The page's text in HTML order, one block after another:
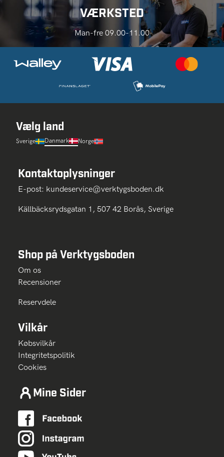
VÆRKSTED
Man-fre 09.00-11.00
Vælg land
Sverige Danmark Norge
Kontaktoplysninger
E-post: kundeservice@verktygsboden.dk
Källbäcksrydsgatan 1, 507 42 Borås, Sverige
Shop på Verktygsboden
Om os
Recensioner
Reservdele
Vilkår
Købsvilkår
Integritetspolitik
Cookies
Mine Sider